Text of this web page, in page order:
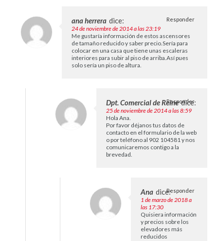
ana herrera dice:
24 de noviembre de 2014 a las 23:19
Me gustaría información de estos ascensores
de tamaño reducido y saber precio.Sería para
colocar en una casa que tiene unas escaleras
interiores para subir al piso de arriba.Así pues
solo sería un piso de altura.
Responder
Dpt. Comercial de Reine dice:
25 de noviembre de 2014 a las 8:59
Hola Ana.
Por favor déjanos tus datos de
contacto en el formulario de la web
o por teléfono al 902 104581 y nos
comunicaremos contigo a la
brevedad.
Responder
Ana dice:
1 de marzo de 2018 a
las 17:30
Quisiera información
y precios sobre los
elevadores más
reducidos
Responder